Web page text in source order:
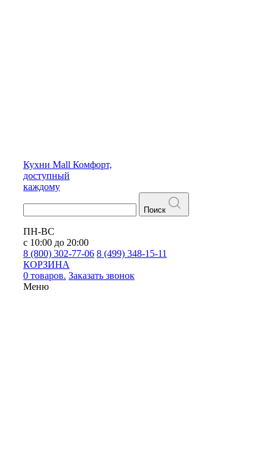
Кухни Mall Комфорт,
доступный
каждому
Поиск
ПН-ВС
с 10:00 до 20:00
8 (800) 302-77-06 8 (499) 348-15-11
КОРЗИНА
0 товаров. Заказать звонок
Меню